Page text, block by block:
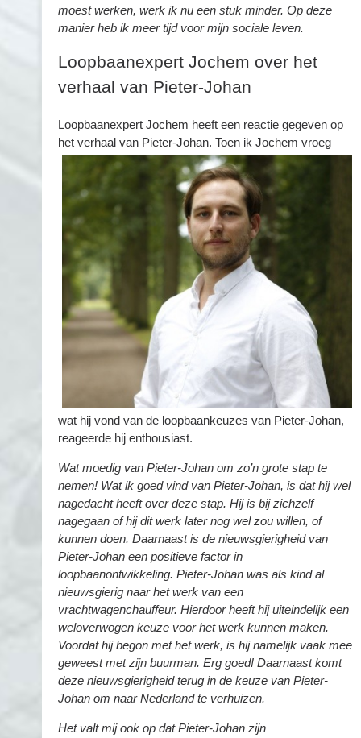
moest werken, werk ik nu een stuk minder. Op deze
manier heb ik meer tijd voor mijn sociale leven.
Loopbaanexpert Jochem over het
verhaal van Pieter-Johan
Loopbaanexpert Jochem heeft een reactie gegeven op
het verhaal van Pieter-Johan. Toen ik Jochem vroeg
wat hij vond van de loopbaankeuzes van Pieter-Johan,
reageerde hij enthousiast.
Wat moedig van Pieter-Johan om zo’n grote stap te
nemen! Wat ik goed vind van Pieter-Johan, is dat hij wel
nagedacht heeft over deze stap. Hij is bij zichzelf
nagegaan of hij dit werk later nog wel zou willen, of
kunnen doen. Daarnaast is de nieuwsgierigheid van
Pieter-Johan een positieve factor in
loopbaanontwikkeling. Pieter-Johan was als kind al
nieuwsgierig naar het werk van een
vrachtwagenchauffeur. Hierdoor heeft hij uiteindelijk een
weloverwogen keuze voor het werk kunnen maken.
Voordat hij begon met het werk, is hij namelijk vaak mee
geweest met zijn buurman. Erg goed! Daarnaast komt
deze nieuwsgierigheid terug in de keuze van Pieter-
Johan om naar Nederland te verhuizen.
Het valt mij ook op dat Pieter-Johan zijn